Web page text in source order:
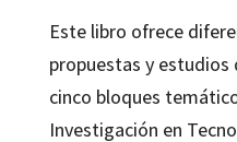
Este libro ofrece
propuestas y estudios
cinco bloques
Investigación en